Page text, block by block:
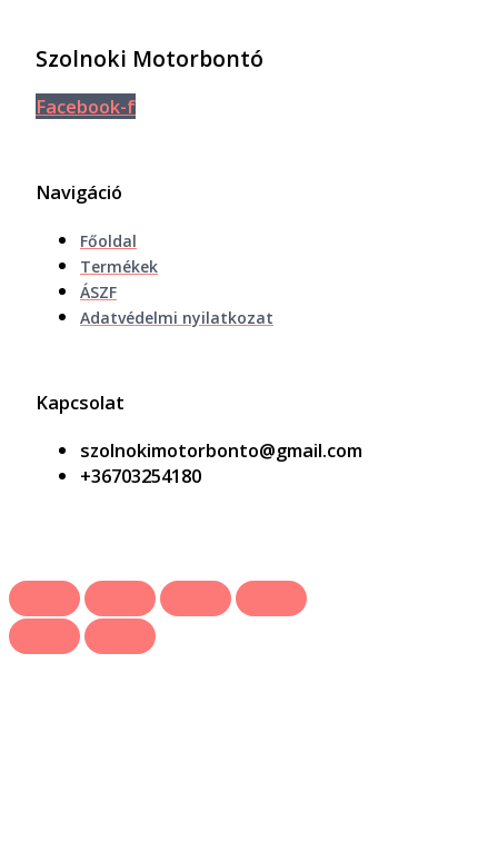
Szolnoki Motorbontó
Facebook-f
Navigáció
Főoldal
Termékek
ÁSZF
Adatvédelmi nyilatkozat
Kapcsolat
szolnokimotorbonto@gmail.com
+36703254180